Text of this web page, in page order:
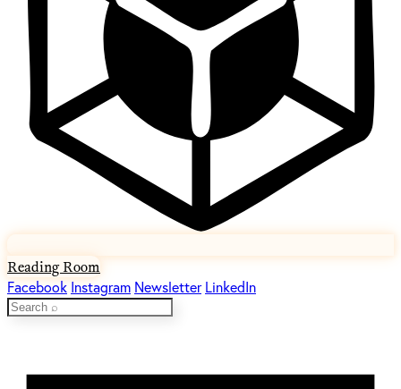
Reading Room
Facebook Instagram Newsletter LinkedIn